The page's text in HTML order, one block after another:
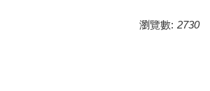
瀏覽數: 2730